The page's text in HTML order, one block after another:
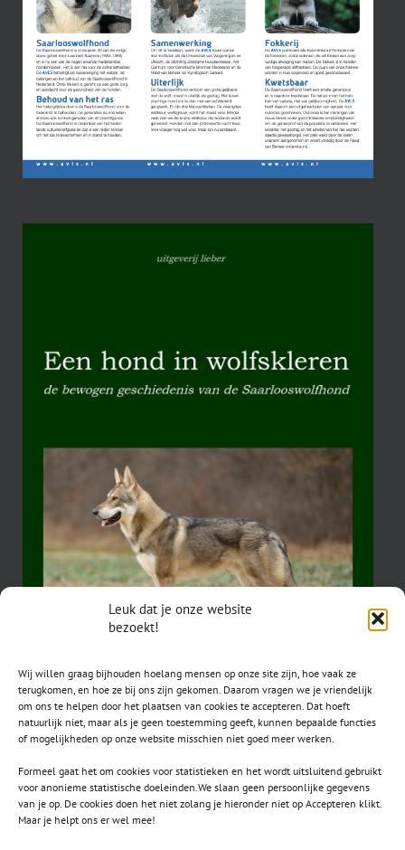
Leuk dat je onze website
bezoekt!
Wij willen graag bijhouden hoelang mensen op onze site zijn, hoe vaak ze
terugkomen, en hoe ze bij ons zijn gekomen. Daarom vragen we je vriendelijk
om ons te helpen door het plaatsen van cookies te accepteren. Dat hoeft
natuurlijk niet, maar als je geen toestemming geeft, kunnen bepaalde functies
of mogelijkheden op onze website misschien niet goed meer werken.
Formeel gaat het om cookies voor statistieken en het wordt uitsluitend gebruikt
voor anonieme statistische doeleinden.We slaan geen persoonlijke gegevens
van je op. De cookies doen het niet zolang je hieronder niet op Accepteren klikt.
Maar je helpt ons er wel mee!
CONTACT